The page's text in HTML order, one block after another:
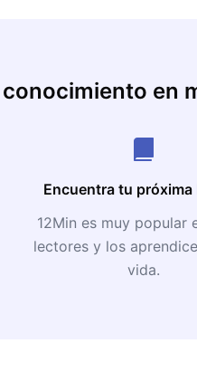
en
Encuentra tu próxima
12Min es muy popular
lectores y los
vida.